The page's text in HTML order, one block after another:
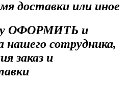
доставки или иное
ОФОРМИТЬ и
нашего сотрудника,
заказ и